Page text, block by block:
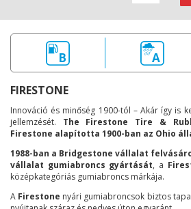
B A
FIRESTONE
Innováció és minőség 1900-tól – Akár így is
jellemzését. The Firestone Tire &
Firestone alapította 1900-ban az Ohio
1988-ban a Bridgestone vállalat
vállalat gumiabroncs gyártását, a
középkategóriás gumiabroncs márkája.
A Firestone nyári gumiabroncsok biztos